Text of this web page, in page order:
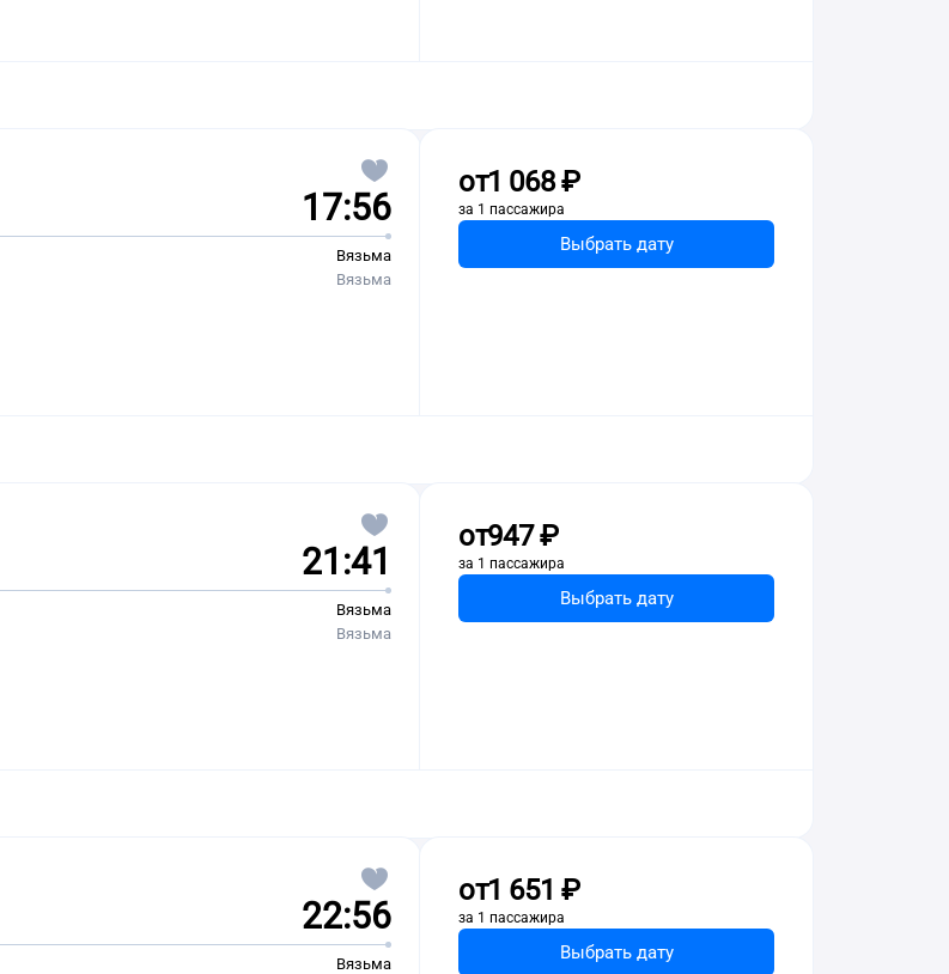
17:56
Вязьма
Вязьма
от1 ⁠068 ⁠₽
за 1 пассажира
Выбрать дату
21:41
Вязьма
Вязьма
от947 ⁠₽
за 1 пассажира
Выбрать дату
22:56
Вязьма
от1 ⁠651 ⁠₽
за 1 пассажира
Выбрать дату